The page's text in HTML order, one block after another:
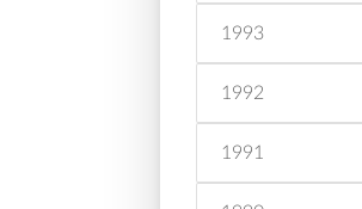
1993
1992
1991